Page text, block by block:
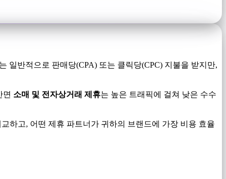
일반적으로 판매당(CPA) 또는 클릭당(CPC) 지불을 받지만,
면 소매 및 전자상거래 제휴는 높은 트래픽에 걸쳐 낮은 수수
하고, 어떤 제휴 파트너가 귀하의 브랜드에 가장 비용 효율